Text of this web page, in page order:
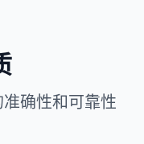
确性和可靠性